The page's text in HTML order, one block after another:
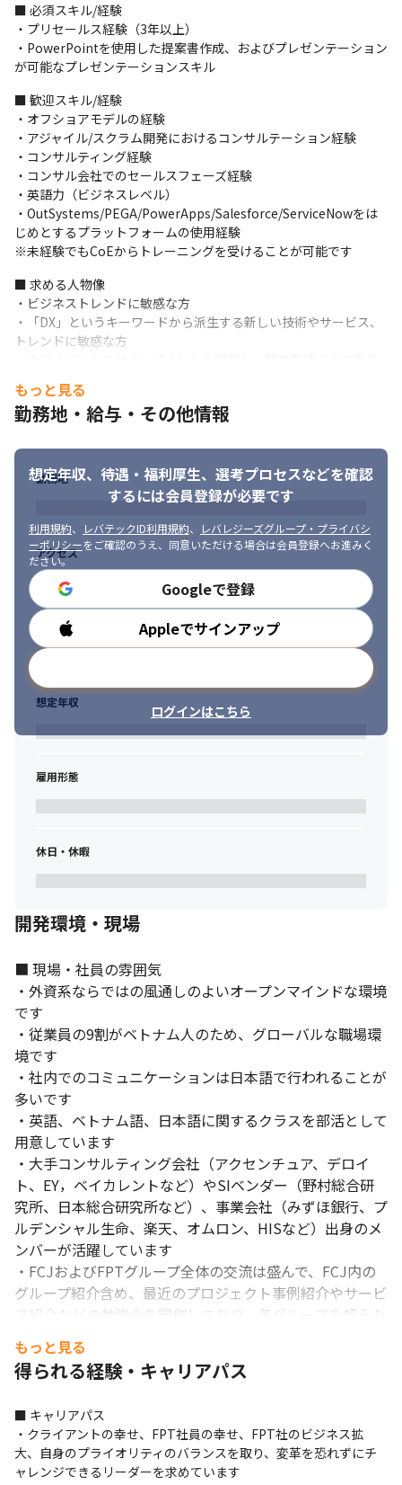
＜参画するプロジェクトについて＞
・支援内容により体制は異なりますが、小規模なプロジェクトは1
名、大規模になると20名～30名程度でチームを組んでいます
・プロジェクトは、当社が主体で発足する場合と、クライアント
先が主体で発足する（クライアントのチーム内に所属して伴走支
援する）場合があります
・また、当社メンバーのスキルを活かせるプロジェクトであれ
ば、当社内だけではなく、FPTグループ企業のプロジェクトに参
画する場合もあります
・プロジェクトマネージャーは、当社メンバーが担う場合とクラ
イアント先が担う場合があり、コンサルティング支援の仕方や内
容により異なります
・当社は、外資系企業であるため、日本人のみのチームもあれ
・コミュニケーションは、基本的に日本語を用いていますが、海
外案件（ブリッジ案件含む）の場合は英語が多くなります
・働く場所は、原則クライアントのルールに従っており、コロナ
禍の現在はフルリモートワークが多いです
ケースがあります（社内プロジェクトも同様）
＜入社後の業務の流れについて＞
はメールやチャットでコミュニケーションを取り、タスクやスケ
ジュール管理はオフィス365の各種ツールを用いて行っています
・クライアント先でのプロジェクトの場合は、使用するツールは
クライアント先が指定するツールとなります（クライアント先か
ら提供される端末や当社端末もあります）
＜入社後の流れ＞
・本人の知識/スキルや希望に合ったプロジェクトがあれば、すぐ
に参画可能ですが、すぐにプロジェクトが見つからない場合に
は、スキルアップのための社内研修を行うことがあります
・参画するプロジェクトは、本人の今後のキャリアパスや学びた
いスキルを必ず確認し、面談の上で決定しています
■ この仕事の面白み、魅力
・特定の業種やソリューションだけではなく、幅広いプロジェク
トに携わる機会があります
・自ら考えてビジネスを作ることで、会社をデザインしていける
・戦略設計や企画や立案を行うだけにとどまらず、導入から保守
までの一貫したビジネスとテクノロジーに関わることができます
それぞれがスキルを伸ばせる環境です。
■ 必須スキル/経験
・プリセールス経験（3年以上）
・PowerPointを使用した提案書作成、およびプレゼンテーション
が可能なプレゼンテーションスキル
■ 歓迎スキル/経験
・オフショアモデルの経験
・アジャイル/スクラム開発におけるコンサルテーション経験
・コンサルティング経験
・コンサル会社でのセールスフェーズ経験
・英語力（ビジネスレベル）
・OutSystems/PEGA/PowerApps/Salesforce/ServiceNowをは
じめとするプラットフォームの使用経験
※未経験でもCoEからトレーニングを受けることが可能です
■ 求める人物像
・ビジネストレンドに敏感な方
・「DX」というキーワードから派生する新しい技術やサービス、
トレンドに敏感な方
・言語やカルチャーの壁があっても相手をリスペクトできるマイン
ドセットをお持ちの方
・社内のコラボレーションを形成して組織力を活かせる方
もっと見る
勤務地・給与・その他情報
想定年収、待遇・福利厚生、 選考プロセスなどを確認
するには会員登録が必要です
利用規約、 レバテックID利用規約、
レバレジーズグループ・プライバシ
ーポリシーをご確認のうえ、同意いただける場合は会員登録へお進みく
ださい。
Googleで登録
Appleでサインアップ
ログインはこちら
勤務地
アクセス
勤務時間
想定年収
雇用形態
休日・休暇
開発環境・現場
■ 現場・社員の雰囲気
・外資系ならではの風通しのよいオープンマインドな環境
です
・従業員の9割がベトナム人のため、グローバルな職場環
境です
・社内でのコミュニケーションは日本語で行われることが
多いです
・英語、ベトナム語、日本語に関するクラスを部活として
用意しています
・大手コンサルティング会社（アクセンチュア、デロイ
ト、EY，ベイカレントなど）やSIベンダー（野村総合研
究所、日本総合研究所など）、事業会社（みずほ銀行、プ
ルデンシャル生命、楽天、オムロン、HISなど）出身のメ
ンバーが活躍しています
・FCJおよびFPTグループ全体の交流は盛んで、FCJ内の
グループ紹介含め、最近のプロジェクト事例紹介やサービ
ス紹介などの勉強会を開催しており、各グループを超えた
FCJとしてプロジェクトやビジネスの共有を図っているほ
か、社内の語学研修（英語やベトナム語など）もあります
・全社的にオープンマインドなメンバーが多く、FCJの各
グループを超えたコミュニケーションをとっています
・メンバー同士がフラットな関係性を築けており、話しか
もっと見る
得られる経験・キャリアパス
■ キャリアパス
・クライアントの幸せ、FPT社員の幸せ、FPT社のビジネス拡
大、自身のプライオリティのバランスを取り、変革を恐れずにチ
ャレンジできるリーダーを求めています